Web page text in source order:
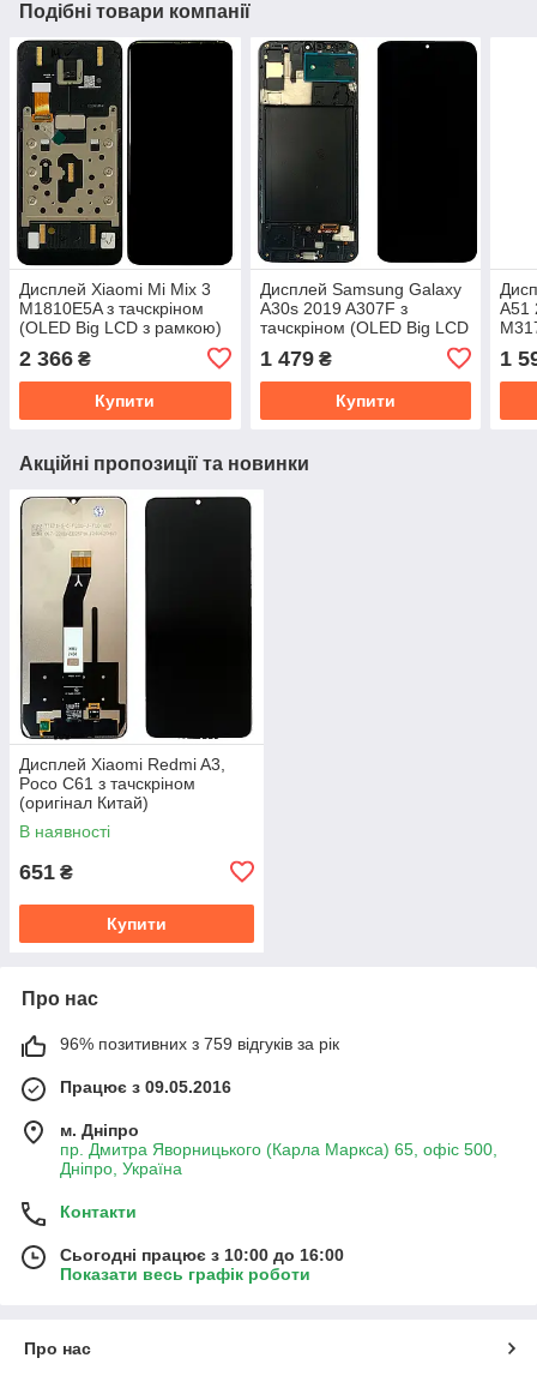
Подібні товари компанії
Дисплей Xiaomi Mi Mix 3
M1810E5A з тачскріном
(OLED Big LCD з рамкою)
2 366 ₴
Купити
Дисплей Samsung Galaxy
A30s 2019 A307F з
тачскріном (OLED Big LCD
1 479₴
Купити
A51
1
Акційні пропозиції та новинки
Дисплей Xiaomi Redmi A3,
Poco C61 з тачскріном
(оригінал Китай)
В наявності
651 ₴
Купити
Про нас
96% позитивних з 759 відгуків за рік
Працює з 09.05.2016
м. Дніпро
пр. Дмитра Яворницького (Карла Маркса) 65, офіс 500,
Дніпро, Україна
Контакти
Сьогодні працює з 10:00 до 16:00
Показати весь графік роботи
Про нас